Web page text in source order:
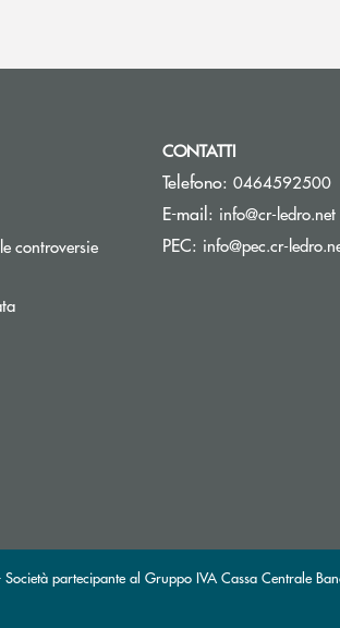
controversie
nuova finestra
una nuova finestra
CONTATTI
Telefono: 0464592500
E-mail: info@cr-ledro.net
PEC: info@pec.cr-
partecipante al Gruppo IVA Cassa Centrale